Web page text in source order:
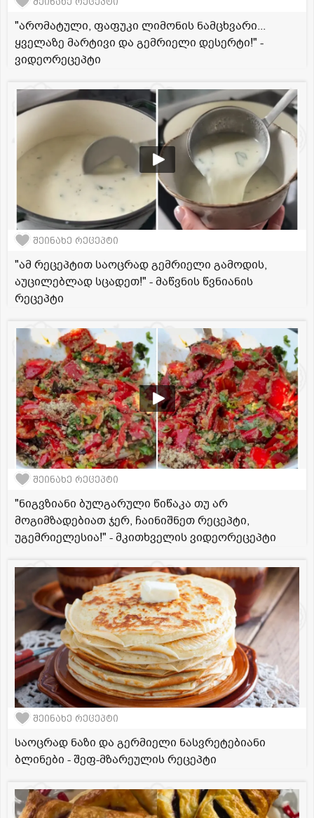
"არომატული, ფაფუკი ლიმონის ნამცხვარი...
ყველაზე მარტივი და გემრიელი დესერტი!" -
ვიდეორეცეპტი
შეინახე რეცეპტი
"ამ რეცეპტით საოცრად გემრიელი გამოდის,
აუცილებლად სცადეთ!" - მაწვნის წვნიანის
რეცეპტი
შეინახე რეცეპტი
"ნიგვზიანი ბულგარული წიწაკა თუ არ
მოგიმზადებიათ ჯერ, ჩაინიშნეთ რეცეპტი,
უგემრიელესია!" - მკითხველის ვიდეორეცეპტი
შეინახე რეცეპტი
საოცრად ნაზი და გერმიელი ნასვრეტებიანი
ბლინები - შეფ-მზარეულის რეცეპტი